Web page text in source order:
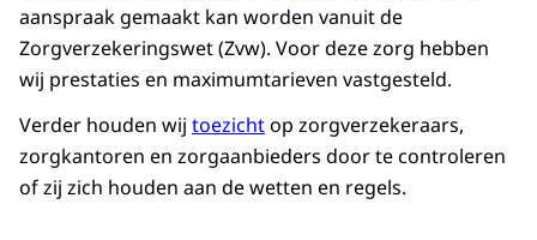
aanspraak gemaakt kan worden vanuit de
Zorgverzekeringswet (Zvw). Voor deze zorg hebben
wij prestaties en maximumtarieven vastgesteld.
Verder houden wij toezichtop zorgverzekeraars,
zorgkantoren en zorgaanbieders door te controleren
of zij zich houden aan de wetten en regels.